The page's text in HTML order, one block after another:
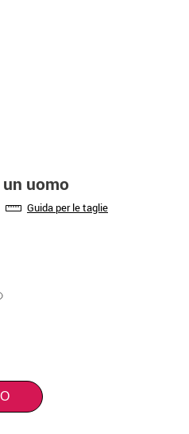
uomo
Guida per le taglie